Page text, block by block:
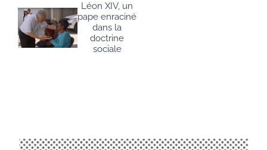
Léon XIV, un
pape enraciné
dans la
doctrine
sociale